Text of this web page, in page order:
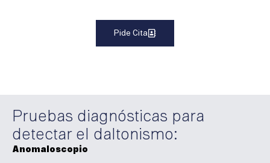
Pide Cita
Pruebas diagnósticas para
detectar el daltonismo:
Anomaloscopio